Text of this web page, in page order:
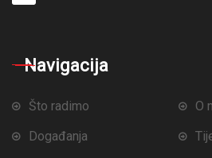
Navigacija
Što radimo
O
Događanja